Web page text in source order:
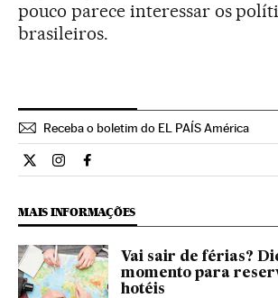
pouco parece interessar os
brasileiros.
Receba o boletim do EL PAÍS América
Opiniao El País Brasil en Twitter
Opiniao El País Brasil en Instagram
Opiniao El País Brasil en
MAIS INFORMAÇÕES
Vai sair de férias?
momento para
hotéis